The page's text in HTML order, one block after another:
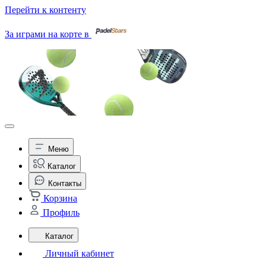
Перейти к контенту
За играми на корте в
Меню
Каталог
Контакты
Корзина
Профиль
Каталог
Личный кабинет